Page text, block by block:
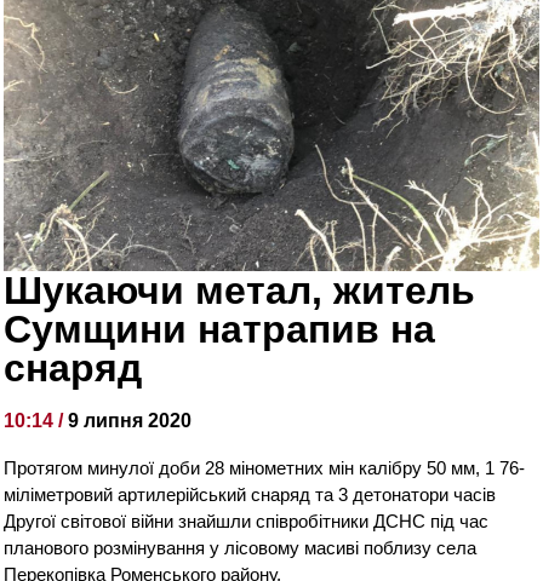
Шукаючи метал, житель
Сумщини натрапив на
снаряд
10:14 /9 липня 2020
Протягом минулої доби 28 мінометних мін калібру 50 мм, 1 76-
міліметровий артилерійський снаряд та 3 детонатори часів
Другої світової війни знайшли співробітники ДСНС під час
планового розмінування у лісовому масиві поблизу села
Перекопівка Роменського району.